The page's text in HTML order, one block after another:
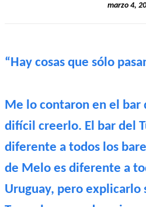
marzo 4,
“Hay cosas que sólo
Me lo contaron en el bar
difícil creerlo. El bar del
diferente a todos los
de Melo es diferente a
Uruguay, pero explicarlo